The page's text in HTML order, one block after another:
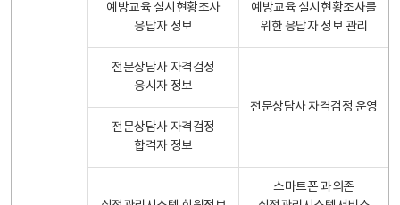
예방교육 실시현황조사
응답자 정보
예방교육 실시현황조사를
위한 응답자 정보 관리
전문상담사 자격검정
응시자 정보
전문상담사 자격검정 운영
전문상담사 자격검정
합격자 정보
스마트폰 과의존